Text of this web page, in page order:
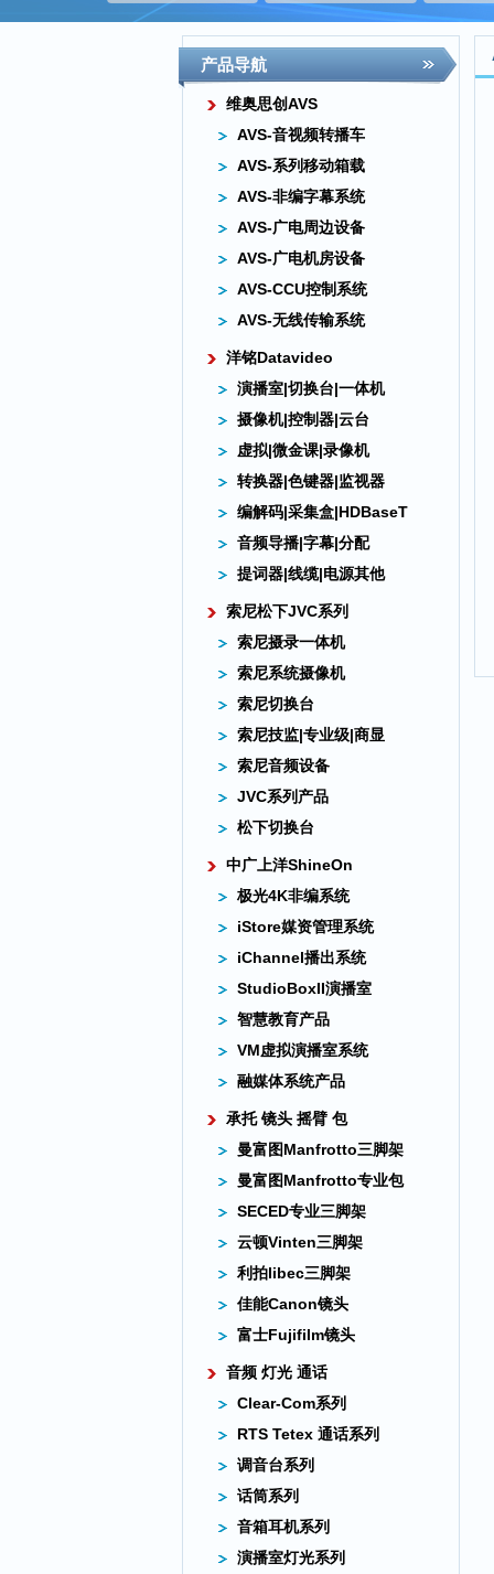
产品导航
维奥思创AVS
AVS-音视频转播车
AVS-系列移动箱载
AVS-非编字幕系统
AVS-广电周边设备
AVS-广电机房设备
AVS-CCU控制系统
AVS-无线传输系统
洋铭Datavideo
演播室|切换台|一体机
摄像机|控制器|云台
虚拟|微金课|录像机
转换器|色键器|监视器
编解码|采集盒|HDBaseT
音频导播|字幕|分配
提词器|线缆|电源其他
索尼松下JVC系列
索尼摄录一体机
索尼系统摄像机
索尼切换台
索尼技监|专业级|商显
索尼音频设备
JVC系列产品
松下切换台
中广上洋ShineOn
极光4K非编系统
iStore媒资管理系统
iChannel播出系统
StudioBoxII演播室
智慧教育产品
VM虚拟演播室系统
融媒体系统产品
承托 镜头 摇臂 包
曼富图Manfrotto三脚架
曼富图Manfrotto专业包
SECED专业三脚架
云顿Vinten三脚架
利拍libec三脚架
佳能Canon镜头
富士Fujifilm镜头
音频 灯光 通话
Clear-Com系列
RTS Tetex 通话系列
调音台系列
话筒系列
音箱耳机系列
演播室灯光系列